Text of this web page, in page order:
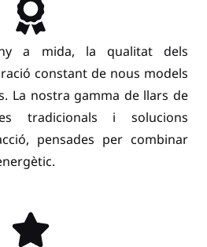
a mida, la qualitat dels
constant de nous models
La nostra gamma de llars de
tradicionals i solucions
pensades per combinar